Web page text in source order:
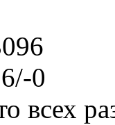
0
всех